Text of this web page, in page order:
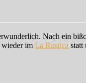
Nach ein
wieder im La Rustica statt